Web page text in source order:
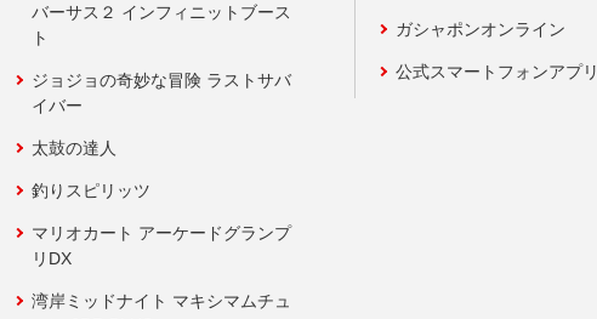
バーサス２ インフィニットブース
ト
ジョジョの奇妙な冒険 ラストサバ
イバー
太鼓の達人
釣りスピリッツ
マリオカート アーケードグランプ
リDX
湾岸ミッドナイト マキシマムチュ
ガシャポンオンライン
公式スマートフォンアプリ